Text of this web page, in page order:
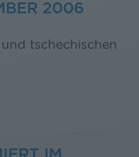
2006
tschechischen